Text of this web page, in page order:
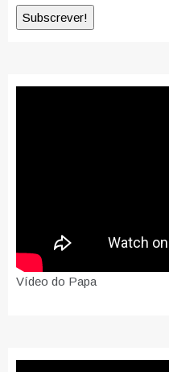
Vídeo do Papa